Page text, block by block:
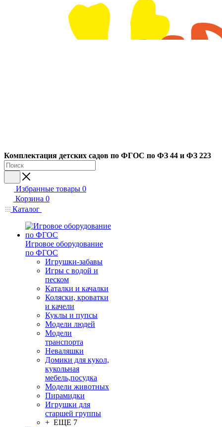
Комплектация детских садов по ФГОC по ФЗ 44 и ФЗ 223
Избранные товары 0
Корзина 0
Каталог
Игровое оборудование
по ФГОС
Игрушки-забавы
Игры с водой и
песком
Каталки и качалки
Коляски, кроватки
и качели
Куклы и пупсы
Модели людей
Модели
транспорта
Неваляшки
Домики для кукол,
кукольная
мебель,посудка
Модели животных
Пирамидки
Игрушки для
старшей группы
+ ЕЩЕ 7